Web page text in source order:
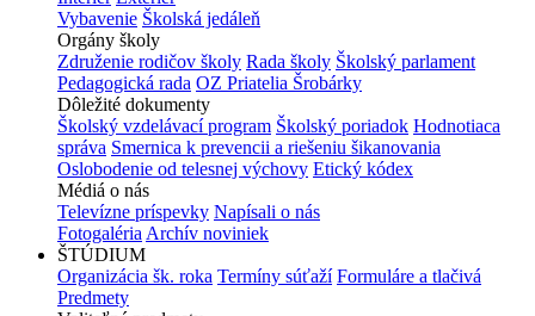
Vybavenie Školská jedáleň
Orgány školy
Združenie rodičov školy Rada školy Školský parlament
Pedagogická rada OZ Priatelia Šrobárky
Dôležité dokumenty
Školský vzdelávací program Školský poriadok Hodnotiaca
správa Smernica k prevencii a riešeniu šikanovania
Oslobodenie od telesnej výchovy Etický kódex
Médiá o nás
Televízne príspevky Napísali o nás
Fotogaléria Archív noviniek
ŠTÚDIUM
Organizácia šk. roka Termíny súťaží Formuláre a tlačivá
Predmety